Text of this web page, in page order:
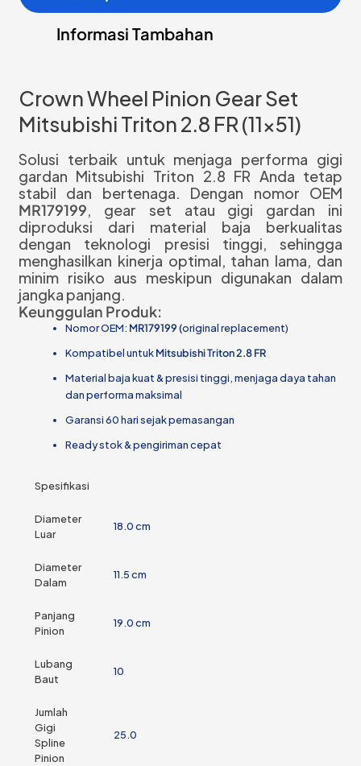
(11x51)
Informasi Tambahan
Crown Wheel Pinion Gear Set
Mitsubishi Triton 2.8 FR (11x51)
Solusi terbaik untuk menjaga performa gigi
gardan Mitsubishi Triton 2.8 FR Anda tetap
stabil dan bertenaga. Dengan nomor OEM
MR179199, gear set atau gigi gardan ini
diproduksi dari material baja berkualitas
dengan teknologi presisi tinggi, sehingga
menghasilkan kinerja optimal, tahan lama, dan
minim risiko aus meskipun digunakan dalam
jangka panjang.
Keunggulan Produk:
Nomor OEM: MR179199 (original replacement)
Kompatibel untukMitsubishi Triton 2.8 FR
Material baja kuat & presisi tinggi, menjaga daya tahan
dan performa maksimal
Garansi 60 hari sejak pemasangan
Ready stok & pengiriman cepat
Spesifikasi
Diameter
Luar
18.0 cm
Diameter
Dalam
11.5 cm
Panjang
Pinion
19.0 cm
Lubang
Baut
10
Jumlah
Gigi
Spline
Pinion
25.0